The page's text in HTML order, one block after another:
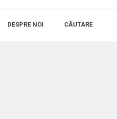
DESPRE NOI CĂUTARE